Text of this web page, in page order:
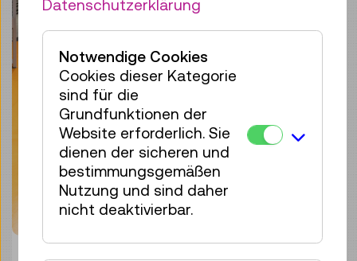
Datenschutzerklärung
Notwendige Cookies
Cookies dieser Kategorie
sind für die
Grundfunktionen der
Website erforderlich. Sie
dienen der sicheren und
bestimmungsgemäßen
Nutzung und sind daher
nicht deaktivierbar.